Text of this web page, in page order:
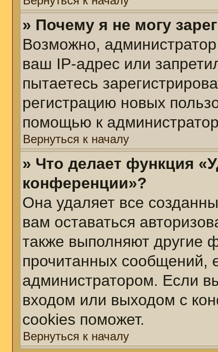
» Почему я не могу
Возможно,
ваш IP-адрес или
пытаетесь
регистрацию новых
помощью к
Вернуться к началу
» Что делает функция
конференции»?
Она удаляет все
вам оставаться
также выполняют другие
прочитанных сообщений,
администратором. Если
входом или выходом с
cookies поможет.
Вернуться к началу